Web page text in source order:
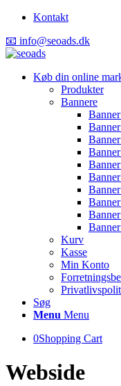
Kontakt
📧 info@seoads.dk
Køb din online
Produkter
Bannere
Kurv
Kasse
Min Konto
Søg
Menu Menu
0Shopping Cart
Webside